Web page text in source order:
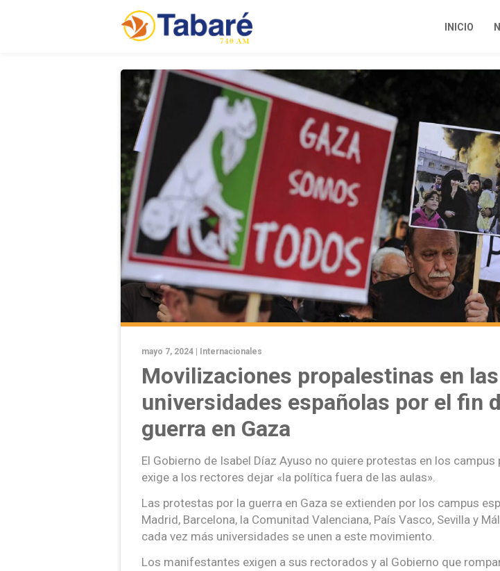
INICIO
mayo 7, 2024 | Internacionales
Movilizaciones propalestinas en las
universidades españolas por el fin
guerra en Gaza
El Gobierno de Isabel Díaz Ayuso no quiere protestas en los campus
exige a los rectores dejar «la política fuera de las aulas».
Las protestas por la guerra en Gaza se extienden por los campus
Madrid, Barcelona, la Comunitad Valenciana, País Vasco, Sevilla y
cada vez más universidades se unen a este movimiento.
Los manifestantes exigen a sus rectorados y al Gobierno que